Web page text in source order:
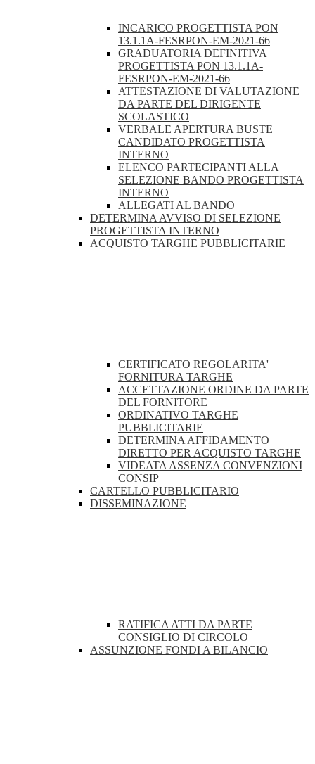
INCARICO PROGETTISTA PON
13.1.1A-FESRPON-EM-2021-66
GRADUATORIA DEFINITIVA
PROGETTISTA PON 13.1.1A-
FESRPON-EM-2021-66
ATTESTAZIONE DI VALUTAZIONE
DA PARTE DEL DIRIGENTE
SCOLASTICO
VERBALE APERTURA BUSTE
CANDIDATO PROGETTISTA
INTERNO
ELENCO PARTECIPANTI ALLA
SELEZIONE BANDO PROGETTISTA
INTERNO
ALLEGATI AL BANDO
DETERMINA AVVISO DI SELEZIONE
PROGETTISTA INTERNO
ACQUISTO TARGHE PUBBLICITARIE
CERTIFICATO REGOLARITA'
FORNITURA TARGHE
ACCETTAZIONE ORDINE DA PARTE
DEL FORNITORE
ORDINATIVO TARGHE
PUBBLICITARIE
DETERMINA AFFIDAMENTO
DIRETTO PER ACQUISTO TARGHE
VIDEATA ASSENZA CONVENZIONI
CONSIP
CARTELLO PUBBLICITARIO
DISSEMINAZIONE
RATIFICA ATTI DA PARTE
CONSIGLIO DI CIRCOLO
ASSUNZIONE FONDI A BILANCIO